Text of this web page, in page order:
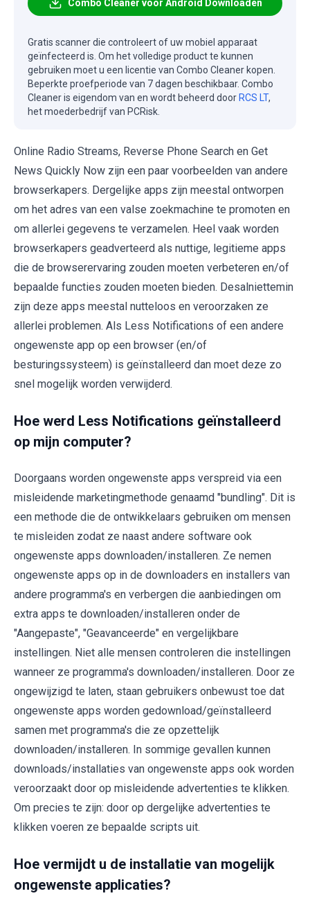
Combo Cleaner voor Android Downloaden
Gratis scanner die controleert of uw mobiel apparaat
geïnfecteerd is. Om het volledige product te kunnen
gebruiken moet u een licentie van Combo Cleaner kopen.
Beperkte proefperiode van 7 dagen beschikbaar. Combo
Cleaner is eigendom van en wordt beheerd doorRCS LT,
het moederbedrijf van PCRisk.
Online Radio Streams, Reverse Phone Search en Get
News Quickly Now zijn een paar voorbeelden van andere
browserkapers. Dergelijke apps zijn meestal ontworpen
om het adres van een valse zoekmachine te promoten en
om allerlei gegevens te verzamelen. Heel vaak worden
browserkapers geadverteerd als nuttige, legitieme apps
die de browserervaring zouden moeten verbeteren en/of
bepaalde functies zouden moeten bieden. Desalniettemin
zijn deze apps meestal nutteloos en veroorzaken ze
allerlei problemen. Als Less Notifications of een andere
ongewenste app op een browser (en/of
besturingssysteem) is geïnstalleerd dan moet deze zo
snel mogelijk worden verwijderd.
Hoe werd Less Notifications geïnstalleerd
op mijn computer?
Doorgaans worden ongewenste apps verspreid via een
misleidende marketingmethode genaamd "bundling". Dit is
een methode die de ontwikkelaars gebruiken om mensen
te misleiden zodat ze naast andere software ook
ongewenste apps downloaden/installeren. Ze nemen
ongewenste apps op in de downloaders en installers van
andere programma's en verbergen die aanbiedingen om
extra apps te downloaden/installeren onder de
"Aangepaste", "Geavanceerde" en vergelijkbare
instellingen. Niet alle mensen controleren die instellingen
wanneer ze programma's downloaden/installeren. Door ze
ongewijzigd te laten, staan gebruikers onbewust toe dat
ongewenste apps worden gedownload/geïnstalleerd
samen met programma's die ze opzettelijk
downloaden/installeren. In sommige gevallen kunnen
downloads/installaties van ongewenste apps ook worden
veroorzaakt door op misleidende advertenties te klikken.
Om precies te zijn: door op dergelijke advertenties te
klikken voeren ze bepaalde scripts uit.
Hoe vermijdt u de installatie van mogelijk
ongewenste applicaties?